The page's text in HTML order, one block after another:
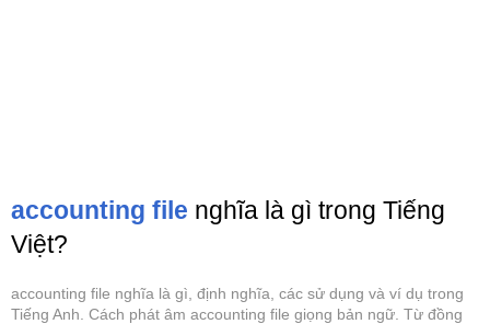
accounting file nghĩa là gì trong Tiếng
Việt?
accounting file nghĩa là gì, định nghĩa, các sử dụng và ví dụ trong
Tiếng Anh. Cách phát âm accounting file giọng bản ngữ. Từ đồng